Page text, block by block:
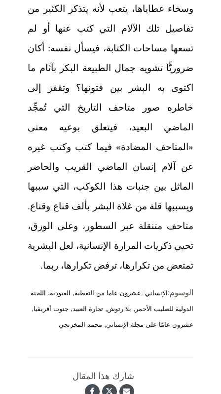
وسخاء عطاياها، يتعب لأنه يتذكر الكثير من
تفاصيل تلك الآلام التي كتب عنها أو لم
تسعها مساحات الكتابة، فيسأل نفسه: أكان
ضروريًّا تشويه جمال الطبيعة البكر بآثام ما
اكتوى به البشر بين فتونها؟ وتقفز إلى
خاطره صور متاحف التاريخ التي تُمجِّد
الماضي البعيد، فيتعلق بوعيه معنى
«المتاحف المضادة» فيما كتب وكتب غيره
عن آلام إنسان الماضي القريب والحاضر
الماثل بين جنبات هذا الكوكب، التي سببها
ويسببها قلة من غلاة البشر بألف قناع وقناع.
متاحف متنقلة عبر السطور، وعلى الورق،
تحيي ذكريات المرارة الإنسانية، لعل البشرية
تمتعض من تكرارها، ترفض تكرارها، ربما.
الوسوم: الإنساني: عشرون عاما من التغطية, العبودية, اللجنة
الدولية للصليب الأحمر , بلا رتوش, تجارة العبيد, جنوب أفريقيا,
عشرون عامًا على مجلة الإنساني, محمد المخزنجي
شارك هذا المقال